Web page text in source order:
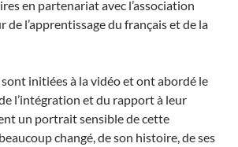
en partenariat avec l’association
de l’apprentissage du français et de la
initiées à la vidéo et ont abordé le
l’intégration et du rapport à leur
un portrait sensible de cette
changé, de son histoire, de ses